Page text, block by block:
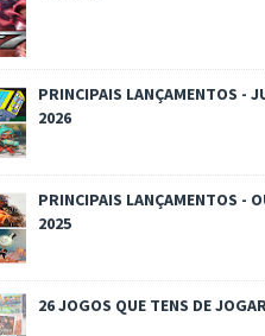
PRINCIPAIS LANÇAMENTOS -
2026
PRINCIPAIS LANÇAMENTOS -
2025
26 JOGOS QUE TENS DE